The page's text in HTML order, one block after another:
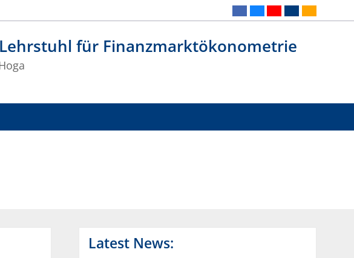
für Finanzmarktökonometrie
Latest News: